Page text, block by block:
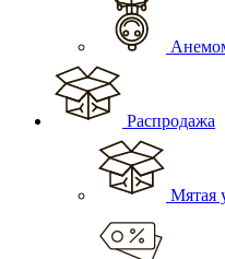
Распродажа
Мятая